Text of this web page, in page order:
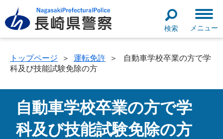
検索 メニュー
トップページ ＞ 運転免許 ＞
自動車学校卒業の方で学
科及び技能試験免除の方
自動車学校卒業の方で学
科及び技能試験免除の方